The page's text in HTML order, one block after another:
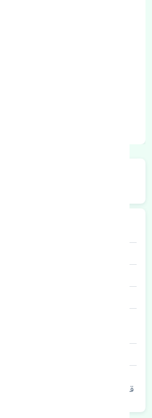
برای اطلاع از موجودی و قیمت
قیمت